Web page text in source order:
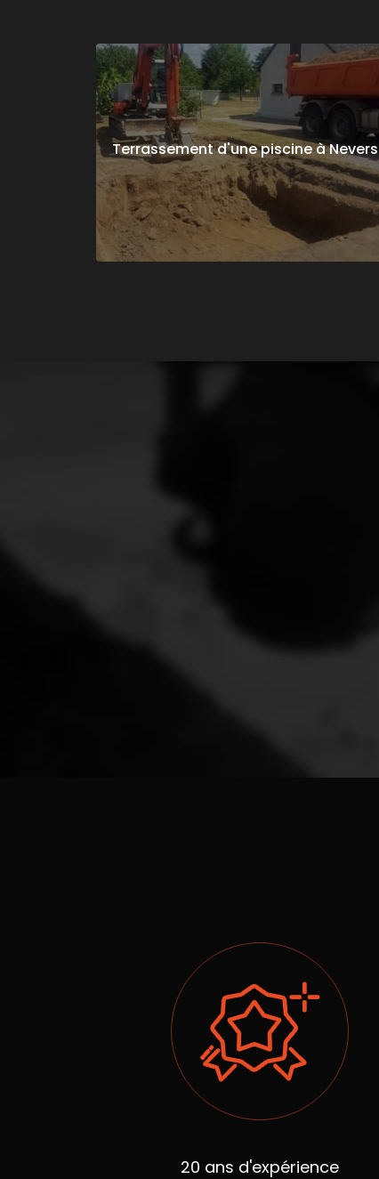
Terrassement d'une piscine à Nevers
20 ans d'expérience